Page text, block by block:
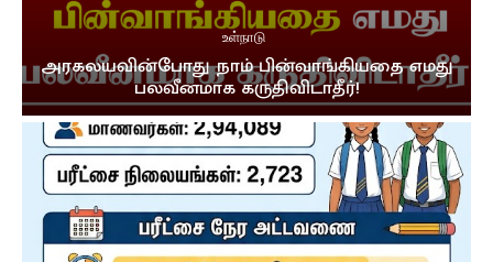
உள்நாடு
அரகலயவின்போது நாம் பின்வாங்கியதை எமது
பலவீனமாக கருதிவிடாதீர்!